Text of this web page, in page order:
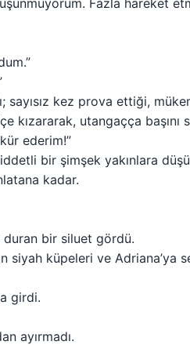
Fazla hareket
sayısız kez prova ettiği,
kızararak, utangaçça başını
ederim!”
bir şimşek yakınlara
kadar.
duran bir siluet gördü.
siyah küpeleri ve Adriana’ya
girdi.
ayırmadı.